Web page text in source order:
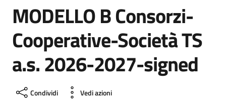
MODELLO B Consorzi-
Cooperative-Società TS
a.s. 2026-2027-signed
Condividi Vedi azioni